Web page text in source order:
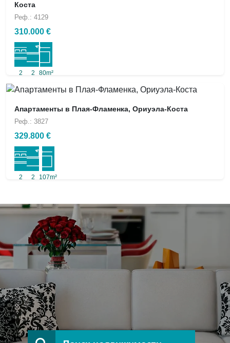
Коста
Реф.: 4129
310.000 €
2 2 80m²
Апартаменты в Плая-Фламенка, Ориуэла-Коста
Реф.: 3827
329.800 €
2 2 107m²